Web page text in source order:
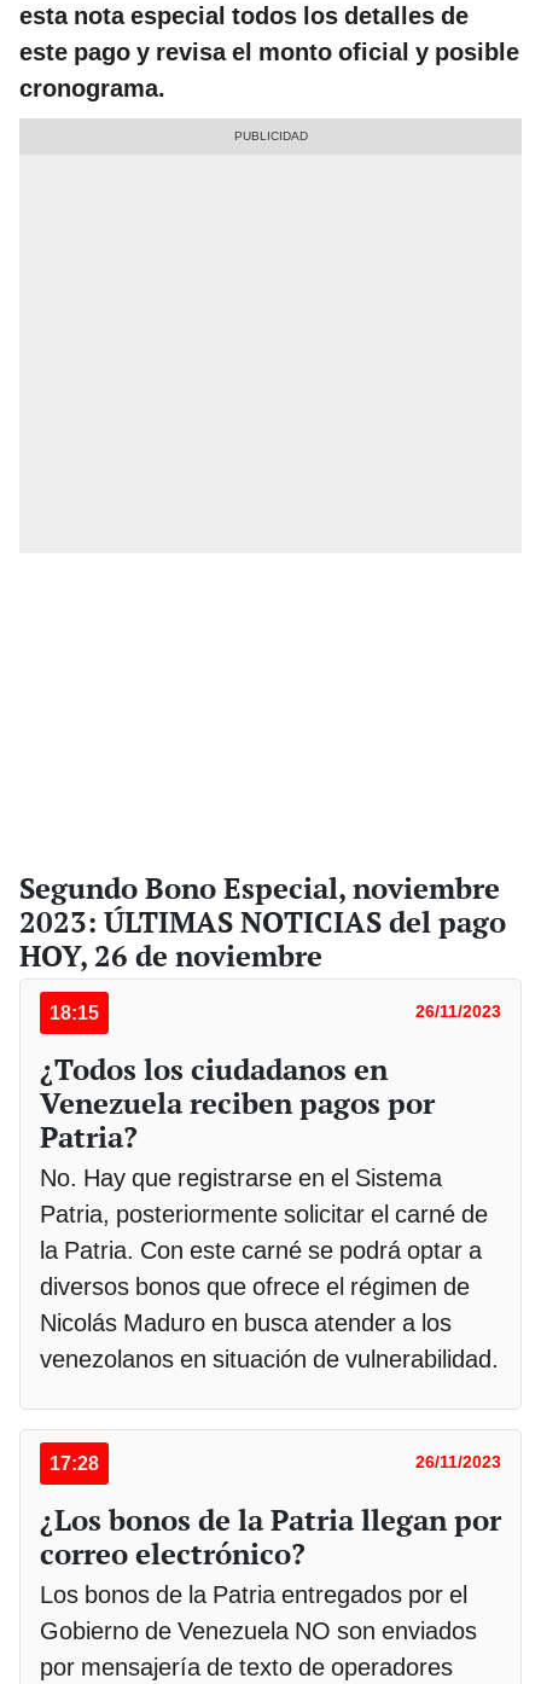
esta nota especial todos los detalles de
este pago y revisa el monto oficial y posible
cronograma.
Segundo Bono Especial, noviembre
2023: ÚLTIMAS NOTICIAS del pago
HOY, 26 de noviembre
18:15 26/11/2023
¿Todos los ciudadanos en
Venezuela reciben pagos por
Patria?
No. Hay que registrarse en el Sistema
Patria, posteriormente solicitar el carné de
la Patria. Con este carné se podrá optar a
diversos bonos que ofrece el régimen de
Nicolás Maduro en busca atender a los
venezolanos en situación de vulnerabilidad.
17:28 26/11/2023
¿Los bonos de la Patria llegan por
correo electrónico?
Los bonos de la Patria entregados por el
Gobierno de Venezuela NO son enviados
por mensajería de texto de operadores